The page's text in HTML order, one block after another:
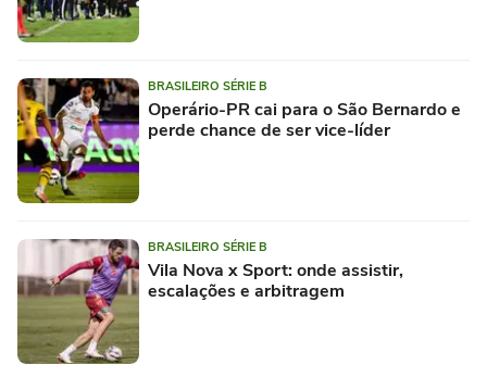
BRASILEIRO SÉRIE B
Operário-PR cai para o São Bernardo e
perde chance de ser vice-líder
BRASILEIRO SÉRIE B
Vila Nova x Sport: onde assistir,
escalações e arbitragem